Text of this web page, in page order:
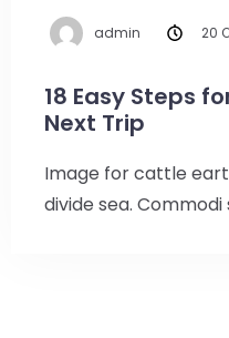
admin 20
18 Easy Steps
Next Trip
Image for cattle
divide sea.
Adulti